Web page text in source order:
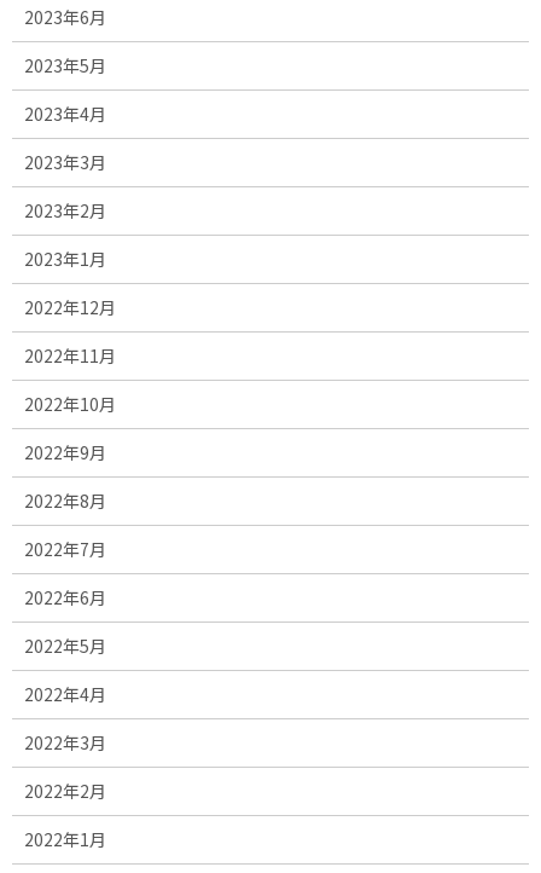
2023年6月
2023年5月
2023年4月
2023年3月
2023年2月
2023年1月
2022年12月
2022年11月
2022年10月
2022年9月
2022年8月
2022年7月
2022年6月
2022年5月
2022年4月
2022年3月
2022年2月
2022年1月